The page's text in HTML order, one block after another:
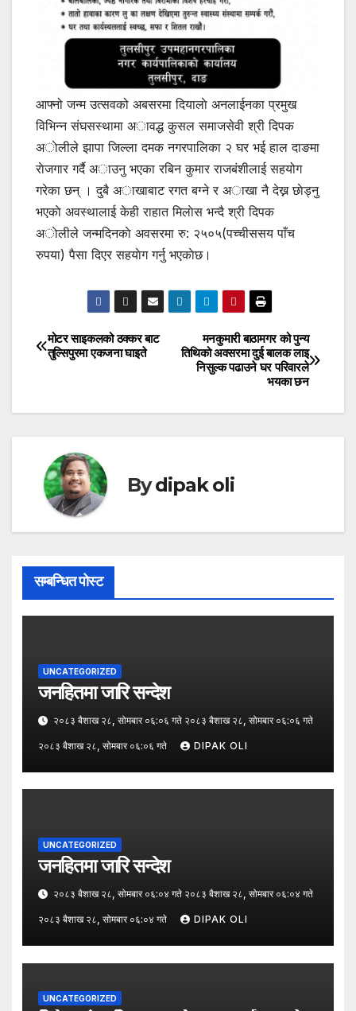
आफ्नो जन्म उत्सवको अबसरमा दियालाे अनलाईनका प्रमुख
विभिन्न संघसस्थामा अावद्ध कुसल समाजसेवी श्री दिपक
अाेलीले झापा जिल्ला दमक नगरपालिका २ घर भई हाल दाङमा
राेजगार गर्दै अाउनु भएका रबिन कुमार राजबंशीलाई सहयोग
गरेका छन् । दुबै अाखाबाट रगत बग्ने र अाखा नै देख्न छाेड्नु
भएकाे अवस्थालाई केही राहात मिलाेस भन्दै श्री दिपक
अाेलीले जन्मदिनकाे अवसरमा रु: २५०५(पच्चीससय पाँच
रुपया) पैसा दिएर सहयाेग गर्नु भएकाेछ।
Post
मनकुमारी बाठामगर को पुन्य
तिथिको अवसरमा दुई बालक लाइ
निसुल्क पढाउने घर परिवारले
भयका छन
मोटर साइकलको ठक्कर बाट
तुल्सिपुरमा एकजना घाइते
Bydipak oli
सम्बन्धित पोस्ट
UNCATEGORIZED
जनहितमा जारि सन्देश
२०८३ बैशाख २८, सोमबार ०६:०६ गते २०८३ बैशाख २८, सोमबार ०६:०६ गते
२०८३ बैशाख २८, सोमबार ०६:०६ गते DIPAK OLI
UNCATEGORIZED
जनहितमा जारि सन्देश
२०८३ बैशाख २८, सोमबार ०६:०४ गते २०८३ बैशाख २८, सोमबार ०६:०४ गते
२०८३ बैशाख २८, सोमबार ०६:०४ गते DIPAK OLI
UNCATEGORIZED